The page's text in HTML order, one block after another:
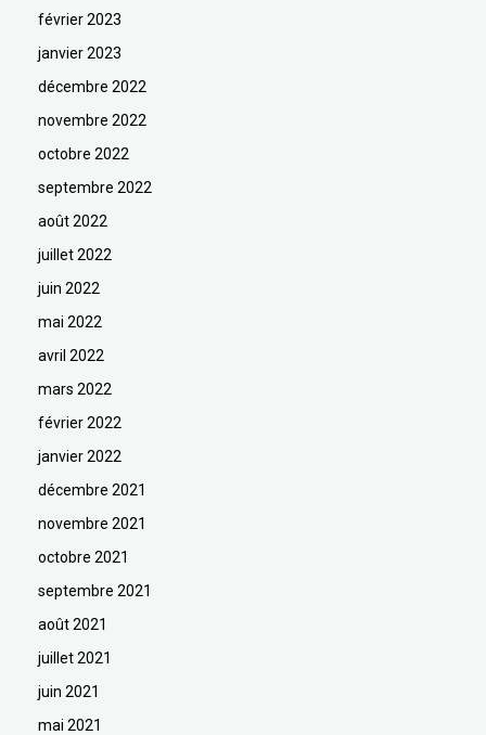
février 2023
janvier 2023
décembre 2022
novembre 2022
octobre 2022
septembre 2022
août 2022
juillet 2022
juin 2022
mai 2022
avril 2022
mars 2022
février 2022
janvier 2022
décembre 2021
novembre 2021
octobre 2021
septembre 2021
août 2021
juillet 2021
juin 2021
mai 2021